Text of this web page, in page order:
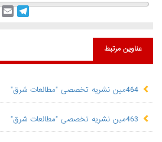
عناوین مرتبط
464مین نشریه تخصصی "مطالعات شرق"
463مین نشریه تخصصی "مطالعات شرق"